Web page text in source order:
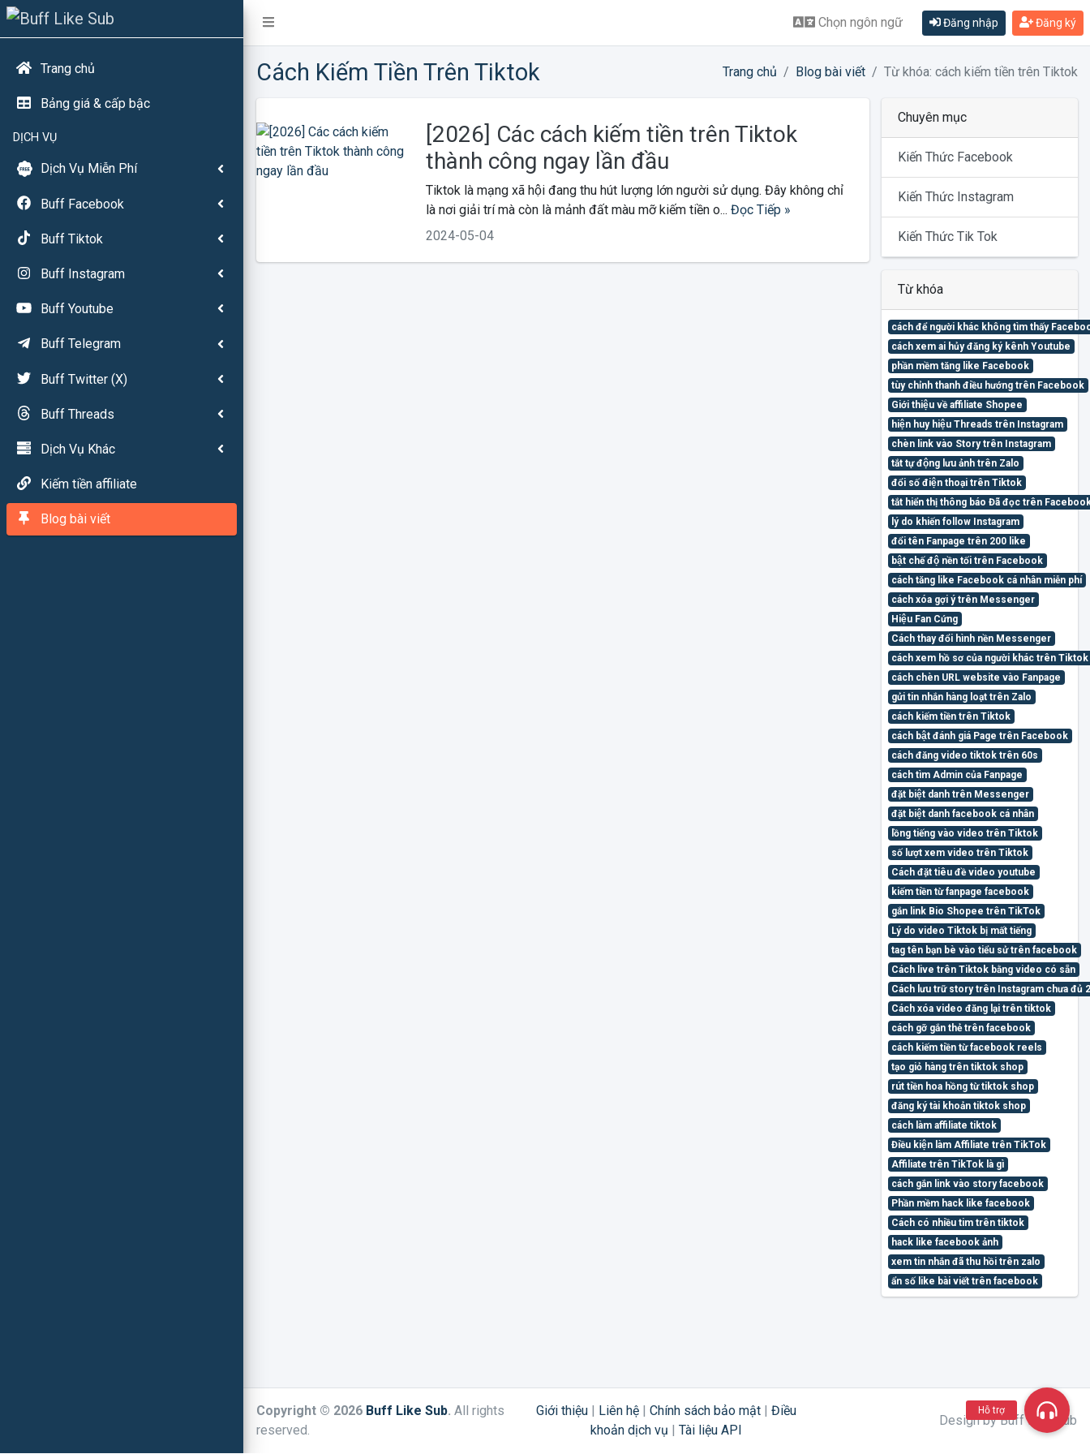
Chọn ngôn ngữ Đăng nhập Đăng ký
Trang chủ
Bảng giá & cấp bậc
DỊCH VỤ
Dịch Vụ Miễn Phí
Buff Facebook
Buff Tiktok
Buff Instagram
Buff Youtube
Buff Telegram
Buff Twitter (X)
Buff Threads
Dịch Vụ Khác
Kiếm tiền affiliate
Blog bài viết
Cách Kiếm Tiền Trên Tiktok Trang chủ Blog bài viết Từ khóa: cách kiếm tiền trên Tiktok
[2026] Các cách kiếm tiền trên Tiktok
thành công ngay lần đầu
Tiktok là mạng xã hội đang thu hút lượng lớn người sử dụng. Đây không chỉ
là nơi giải trí mà còn là mảnh đất màu mỡ kiếm tiền o... Đọc Tiếp »
2024-05-04
Chuyên mục
Kiến Thức Facebook
Kiến Thức Instagram
Kiến Thức Tik Tok
Từ khóa
cách để người khác không tìm thấy
cách xem ai hủy đăng ký kênh Youtube
phần mềm tăng like Facebook
tùy chỉnh thanh điều hướng trên Facebook
Giới thiệu về affiliate Shopee
hiện huy hiệu Threads trên Instagram
chèn link vào Story trên Instagram
tắt tự động lưu ảnh trên Zalo
đổi số điện thoại trên Tiktok
tắt hiển thị thông báo Đã đọc trên
lý do khiến follow Instagram
đổi tên Fanpage trên 200 like
bật chế độ nền tối trên Facebook
cách tăng like Facebook cá nhân miễn phí
cách xóa gợi ý trên Messenger
Hiệu Fan Cứng
Cách thay đổi hình nền Messenger
cách xem hồ sơ của người khác trên
cách chèn URL website vào Fanpage
gửi tin nhắn hàng loạt trên Zalo
cách kiếm tiền trên Tiktok
cách bật đánh giá Page trên Facebook
cách đăng video tiktok trên 60s
cách tìm Admin của Fanpage
đặt biệt danh trên Messenger
đặt biệt danh facebook cá nhân
lồng tiếng vào video trên Tiktok
số lượt xem video trên Tiktok
Cách đặt tiêu đề video youtube
kiếm tiền từ fanpage facebook
gắn link Bio Shopee trên TikTok
Lý do video Tiktok bị mất tiếng
tag tên bạn bè vào tiểu sử trên facebook
Cách live trên Tiktok bằng video có sẵn
Cách lưu trữ story trên Instagram chưa đủ
Cách xóa video đăng lại trên tiktok
cách gỡ gắn thẻ trên facebook
cách kiếm tiền từ facebook reels
tạo giỏ hàng trên tiktok shop
rút tiền hoa hồng từ tiktok shop
đăng ký tài khoản tiktok shop
cách làm affiliate tiktok
Điều kiện làm Affiliate trên TikTok
Affiliate trên TikTok là gì
cách gắn link vào story facebook
Phần mềm hack like facebook
Cách có nhiều tim trên tiktok
hack like facebook ảnh
xem tin nhắn đã thu hồi trên zalo
ẩn số like bài viết trên facebook
Copyright © 2026 Buff Like Sub. All rights
reserved.
Giới thiệu | Liên hệ |Chính sách bảo mật |Điều
khoản dịch vụ |Tài liệu API
Design by Buff Like Sub
Hỗ trợ